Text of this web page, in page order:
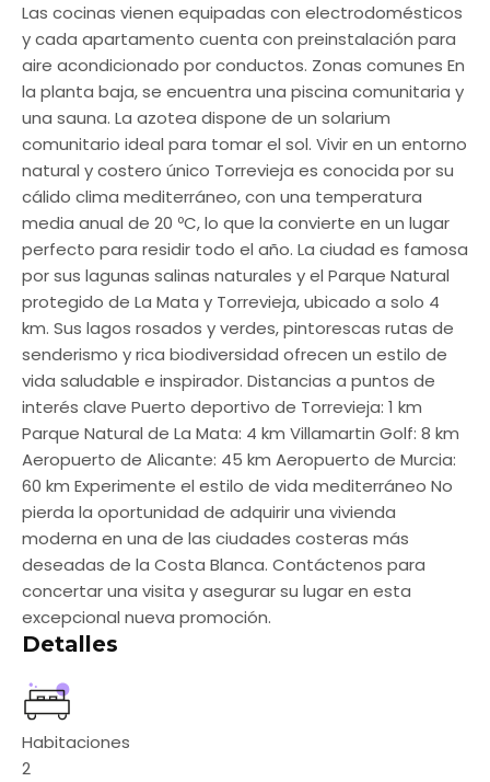
Las cocinas vienen equipadas con electrodomésticos
y cada apartamento cuenta con preinstalación para
aire acondicionado por conductos. Zonas comunes En
la planta baja, se encuentra una piscina comunitaria y
una sauna. La azotea dispone de un solarium
comunitario ideal para tomar el sol. Vivir en un entorno
natural y costero único Torrevieja es conocida por su
cálido clima mediterráneo, con una temperatura
media anual de 20 ºC, lo que la convierte en un lugar
perfecto para residir todo el año. La ciudad es famosa
por sus lagunas salinas naturales y el Parque Natural
protegido de La Mata y Torrevieja, ubicado a solo 4
km. Sus lagos rosados y verdes, pintorescas rutas de
senderismo y rica biodiversidad ofrecen un estilo de
vida saludable e inspirador. Distancias a puntos de
interés clave Puerto deportivo de Torrevieja: 1 km
Parque Natural de La Mata: 4 km Villamartin Golf: 8 km
Aeropuerto de Alicante: 45 km Aeropuerto de Murcia:
60 km Experimente el estilo de vida mediterráneo No
pierda la oportunidad de adquirir una vivienda
moderna en una de las ciudades costeras más
deseadas de la Costa Blanca. Contáctenos para
concertar una visita y asegurar su lugar en esta
excepcional nueva promoción.
Detalles
Habitaciones
2